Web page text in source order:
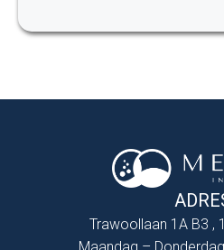
Trawoollaan 1A B3 ,
Maandag –